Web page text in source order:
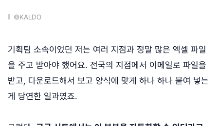
©KALDO
기획팀 소속이었던 저는 여러 지점과 정말 많은 엑셀 파일
을 주고 받아야 했어요. 전국의 지점에서 이메일로 파일을
받고, 다운로드해서 보고 양식에 맞게 하나 하나 붙여 넣는
게 당연한 일과였죠.